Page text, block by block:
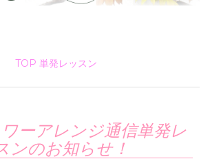
TOP 単発レッスン
ーアレンジ通信単発レ
ンのお知らせ！